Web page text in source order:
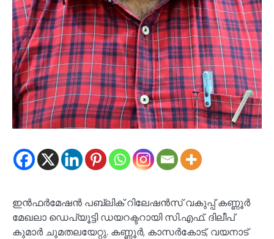
ഇൻഫർമേഷൻ പബ്ലിക് റിലേഷൻസ് വകുപ്പ് കണ്ണൂർ
മേഖലാ ഡെപ്യൂട്ടി ഡയറക്ടറായി സി.എഫ്. ദിലീപ്
കുമാർ ചുമതലയേറ്റു. കണ്ണൂർ, കാസർകോട്, വയനാട്